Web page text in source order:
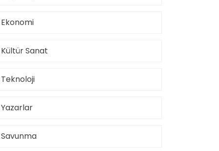
Ekonomi
Kültür Sanat
Teknoloji
Yazarlar
Savunma